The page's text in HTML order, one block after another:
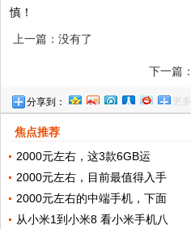
慎！
上一篇：没有了
下一篇：
分享到： 更多
焦点推荐
2000元左右，这3款6GB运
2000元左右，目前最值得入手
2000元左右的中端手机，下面
从小米1到小米8 看小米手机八